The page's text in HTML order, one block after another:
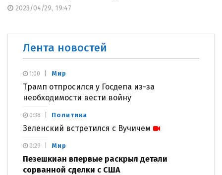
2023/04/29, 19:47
Лента новостей
Мир
Трамп отпросился у Госдепа из-за
необходимости вести войну
1:00
Политика
Зеленский встретился с Вучичем
0:38
Мир
Пезешкиан впервые раскрыл детали
сорванной сделки с США
0:29